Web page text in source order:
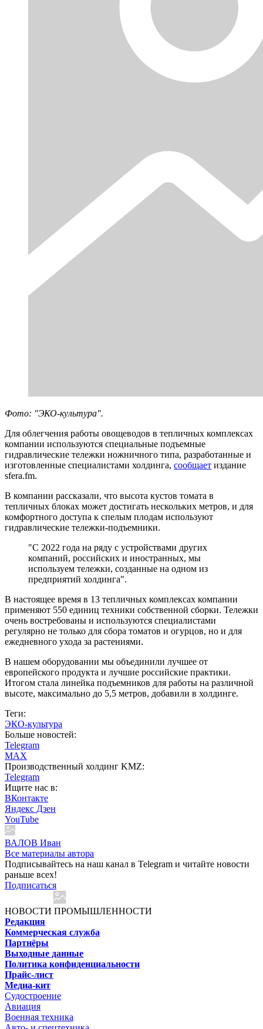
Фото: "ЭКО-культура".
Для облегчения работы овощеводов в тепличных комплексах
компании используются специальные подъемные
гидравлические тележки ножничного типа, разработанные и
изготовленные специалистами холдинга, сообщает издание
sfera.fm.
В компании рассказали, что высота кустов томата в
тепличных блоках может достигать нескольких метров, и для
комфортного доступа к спелым плодам используют
гидравлические тележки-подъемники.
"С 2022 года на ряду с устройствами других
компаний, российских и иностранных, мы
используем тележки, созданные на одном из
предприятий холдинга".
В настоящее время в 13 тепличных комплексах компании
применяют 550 единиц техники собственной сборки. Тележки
очень востребованы и используются специалистами
регулярно не только для сбора томатов и огурцов, но и для
ежедневного ухода за растениями.
В нашем оборудовании мы объединили лучшее от
европейского продукта и лучшие российские практики.
Итогом стала линейка подъемников для работы на различной
высоте, максимально до 5,5 метров, добавили в холдинге.
Теги:
ЭКО-культура
Больше новостей:
Telegram
MAX
Производственный холдинг KMZ:
Telegram
Ищите нас в:
ВКонтакте
Яндекс Дзен
YouTube
ВАЛОВ Иван
Все материалы автора
Подписывайтесь на наш канал в Telegram и читайте новости
раньше всех!
Подписаться
НОВОСТИ ПРОМЫШЛЕННОСТИ
Редакция
Коммерческая служба
Партнёры
Выходные данные
Политика конфиденциальности
Прайс-лист
Медиа-кит
Судостроение
Авиация
Военная техника